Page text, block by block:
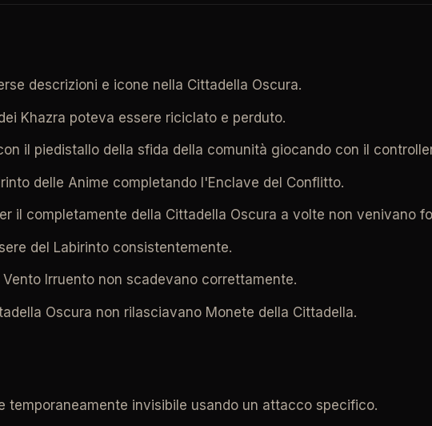
descrizioni e icone nella Cittadella Oscura.
Khazra poteva essere riciclato e perduto.
il piedistallo della sfida della comunità giocando con il
delle Anime completando l'Enclave del Conflitto.
il completamente della Cittadella Oscura a volte non venivano
del Labirinto consistentemente.
Irruento non scadevano correttamente.
Oscura non rilasciavano Monete della Cittadella.
temporaneamente invisibile usando un attacco specifico.